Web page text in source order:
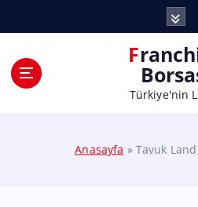
Franchise
Türkiye'nin
Anasayfa » Tavuk